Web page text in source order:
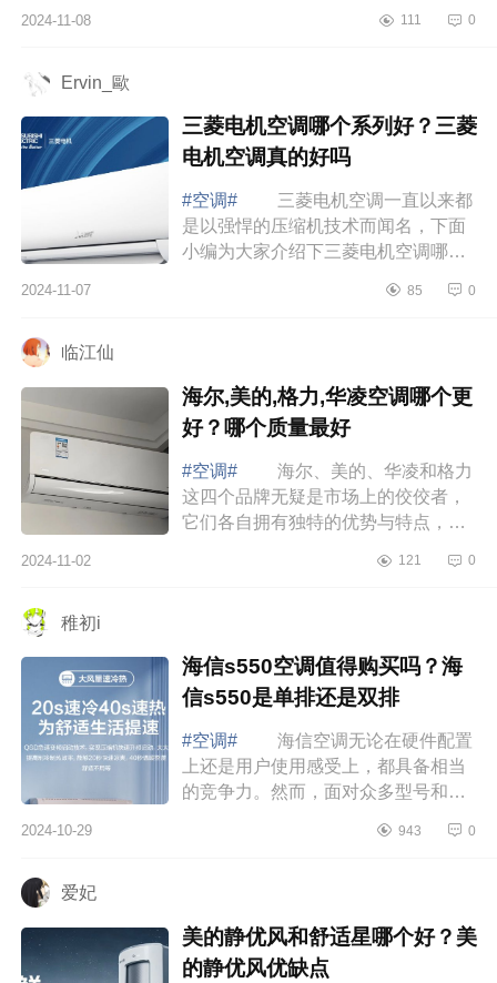
大家介绍下1.5匹空调哪个牌子好实惠
2024-11-08 111 0
Ervin_歐
三菱电机空调哪个系列好？三菱
电机空调真的好吗
#空调#
三菱电机空调一直以来都
是以强悍的压缩机技术而闻名，下面
小编为大家介绍下三菱电机空调哪个
三菱电机空调哪个系列好 三菱电
2024-11-07 85 0
临江仙
海尔,美的,格力,华凌空调哪个更
好？哪个质量最好
#空调#
海尔、美的、华凌和格力
这四个品牌无疑是市场上的佼佼者，
它们各自拥有独特的优势与特点，满
家介绍下海尔,美的,格力,华凌空调哪
2024-11-02 121 0
稚初i
海信s550空调值得购买吗？海
信s550是单排还是双排
#空调#
海信空调无论在硬件配置
上还是用户使用感受上，都具备相当
的竞争力。然而，面对众多型号和功
不免感到难以抉择。下面小编为大家
2024-10-29 943 0
爱妃
美的静优风和舒适星哪个好？美
的静优风优缺点